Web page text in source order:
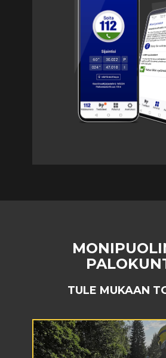
TULE MUKAAN